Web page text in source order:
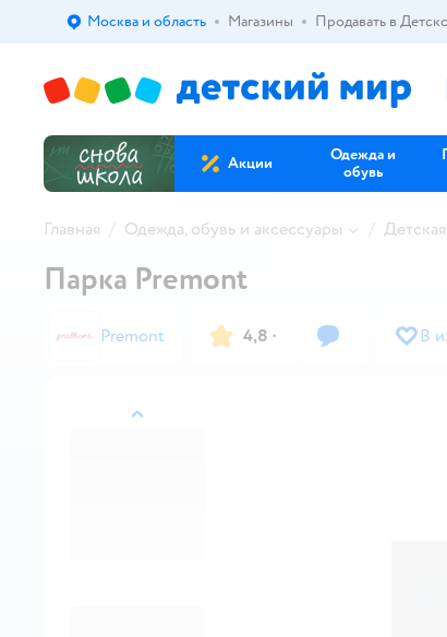
Выбор адреса доставки.
Москва и область Магазины Продавать в
Акции
Одежда и
обувь
Главная Одежда, обувь и аксессуары
назад
Парка Premont
Premont 4,8 · В